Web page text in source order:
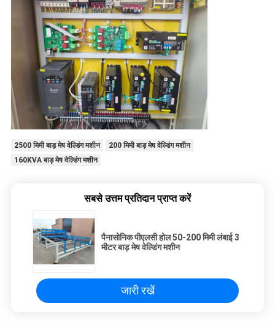
2500 मिमी बाड़ मेष वेल्डिंग मशीन
200 मिमी बाड़ मेष वेल्डिंग मशीन
160KVA बाड़ मेष वेल्डिंग मशीन
सबसे उत्तम प्रतिदान प्राप्त करें
पैनासोनिक पीएलसी होल 50-200 मिमी लंबाई 3
मीटर बाड़ मेष वेल्डिंग मशीन
जारी रखें